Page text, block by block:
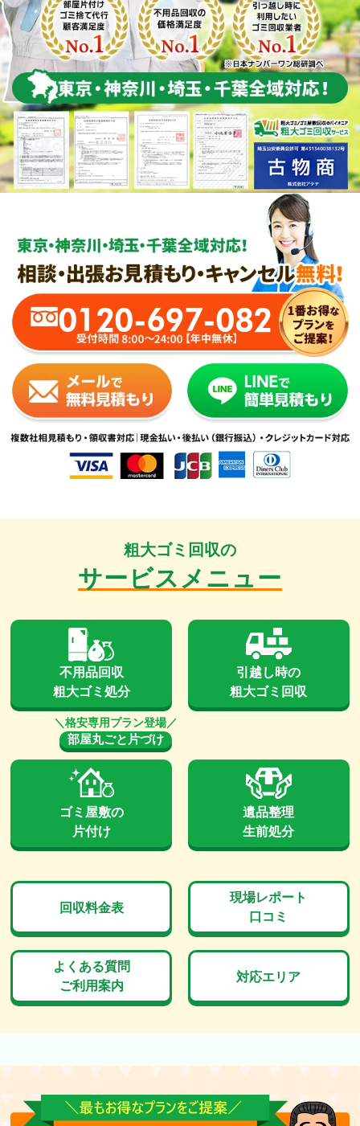
0120-697-082
粗大ゴミ回収の
サービスメニュー
不用品回収
粗大ゴミ処分
引越し時の
粗大ゴミ回収
部屋丸ごと片づけ
ゴミ屋敷の
片付け
遺品整理
生前処分
回収料金表
現場レポート
口コミ
よくある質問
ご利用案内
対応エリア